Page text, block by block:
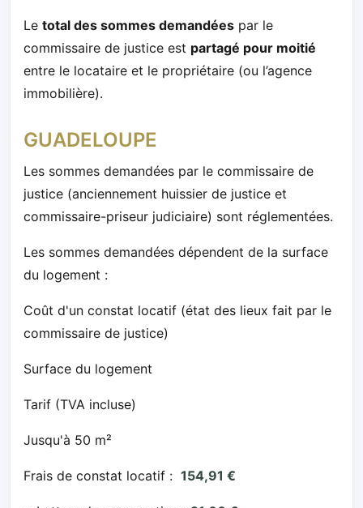
Le total des sommes demandées par le
commissaire de justice est partagé pour moitié
entre le locataire et le propriétaire (ou l’agence
immobilière).
GUADELOUPE
Les sommes demandées par le commissaire de
justice (anciennement huissier de justice et
commissaire-priseur judiciaire) sont réglementées.
Les sommes demandées dépendent de la surface
du logement :
Coût d'un constat locatif (état des lieux fait par le
commissaire de justice)
Surface du logement
Tarif (TVA incluse)
Jusqu'à 50 m²
Frais de constat locatif : 154,91 €